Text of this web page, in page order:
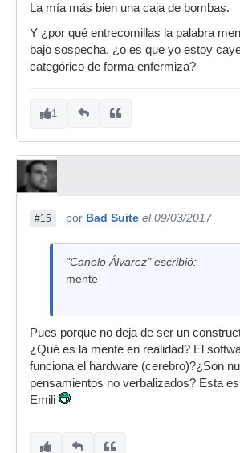
La mía más bien una caja de bombas.
Y ¿por qué entrecomillas la palabra
bajo sospecha, ¿o es que yo estoy
categórico de forma enfermiza?
1
#15 por Bad Suite el 09/03/2017
"Canelo Álvarez" escribió:
mente
Pues porque no deja de ser un
¿Qué es la mente en realidad? El
funciona el hardware (cerebro)?¿Son
pensamientos no verbalizados? Esta
Emili